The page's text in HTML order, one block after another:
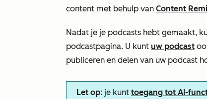
content met behulp van Content
Nadat je je podcasts hebt gemaakt,
podcastpagina. U kunt uw podcast
publiceren en delen van uw podcast
Let op: je kunt toegang tot AI-